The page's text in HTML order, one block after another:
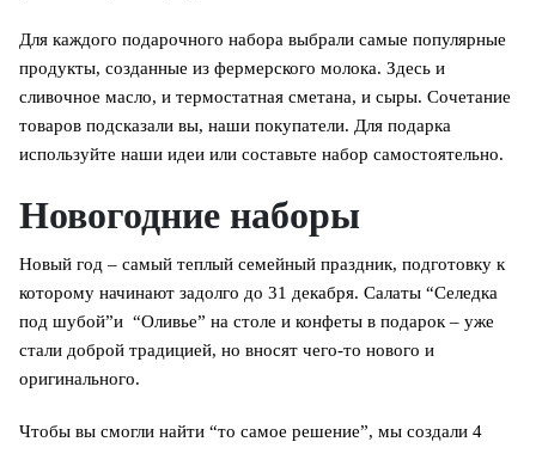
Для каждого подарочного набора выбрали самые популярные
продукты, созданные из фермерского молока. Здесь и
сливочное масло, и термостатная сметана, и сыры. Сочетание
товаров подсказали вы, наши покупатели. Для подарка
используйте наши идеи или составьте набор самостоятельно.
Новогодние наборы
Новый год – самый теплый семейный праздник, подготовку к
которому начинают задолго до 31 декабря. Салаты “Селедка
под шубой”и “Оливье” на столе и конфеты в подарок – уже
стали доброй традицией, но вносят чего-то нового и
оригинального.
Чтобы вы смогли найти “то самое решение”, мы создали 4